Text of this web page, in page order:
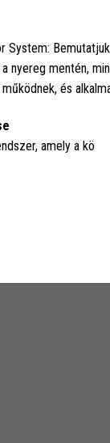
System:
nyereg mentén,
és
amely a kö